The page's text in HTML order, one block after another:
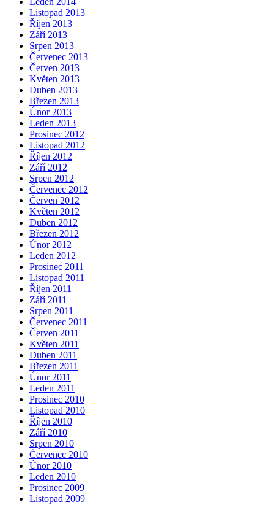
Listopad 2013
Říjen 2013
Září 2013
Srpen 2013
Červenec 2013
Červen 2013
Květen 2013
Duben 2013
Březen 2013
Únor 2013
Leden 2013
Prosinec 2012
Listopad 2012
Říjen 2012
Září 2012
Srpen 2012
Červenec 2012
Červen 2012
Květen 2012
Duben 2012
Březen 2012
Únor 2012
Leden 2012
Prosinec 2011
Listopad 2011
Říjen 2011
Září 2011
Srpen 2011
Červenec 2011
Červen 2011
Květen 2011
Duben 2011
Březen 2011
Únor 2011
Leden 2011
Prosinec 2010
Listopad 2010
Říjen 2010
Září 2010
Srpen 2010
Červenec 2010
Únor 2010
Leden 2010
Prosinec 2009
Listopad 2009